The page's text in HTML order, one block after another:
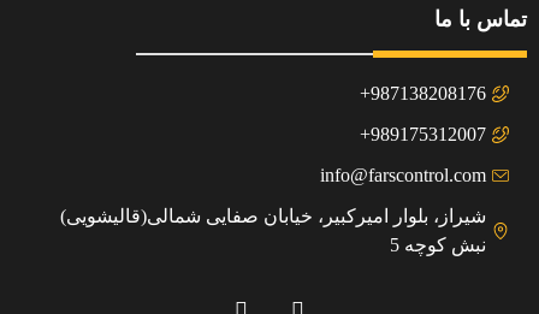
تماس با ما
987138208176+
989175312007+
info@farscontrol.com
شیراز، بلوار امیرکبیر، خیابان صفایی شمالی(قالیشویی)
نبش کوچه 5